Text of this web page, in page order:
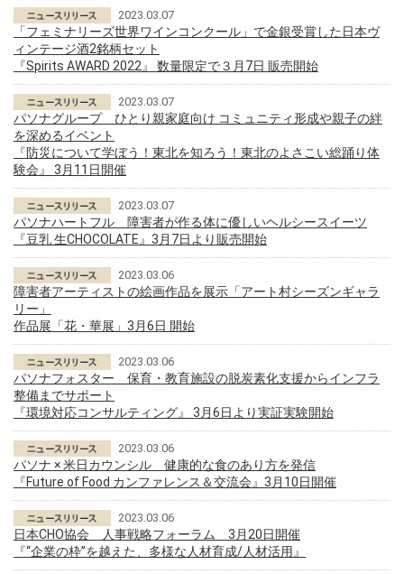
2023.03.07
「フェミナリーズ世界ワインコンクール」で金銀受賞した日本ヴ
ィンテージ酒2銘柄セット
『Spirits AWARD 2022』 数量限定で３月7日 販売開始
2023.03.07
パソナグループ ひとり親家庭向け コミュニティ形成や親子の絆
を深めるイベント
『防災について学ぼう！東北を知ろう！東北のよさこい総踊り体
験会』 3月11日開催
2023.03.07
パソナハートフル 障害者が作る体に優しいヘルシースイーツ
『豆乳 生CHOCOLATE』3月7日より販売開始
2023.03.06
障害者アーティストの絵画作品を展示「アート村シーズンギャラ
リー」
作品展「花・華展」3月6日 開始
2023.03.06
パソナフォスター 保育・教育施設の脱炭素化支援からインフラ
整備までサポート
『環境対応コンサルティング』 3月6日より実証実験開始
2023.03.06
パソナ × 米日カウンシル 健康的な食のあり方を発信
『Future of Food カンファレンス＆交流会』3月10日開催
2023.03.06
日本CHO協会 人事戦略フォーラム 3月20日開催
『“企業の枠”を越えた、多様な人材育成/人材活用』